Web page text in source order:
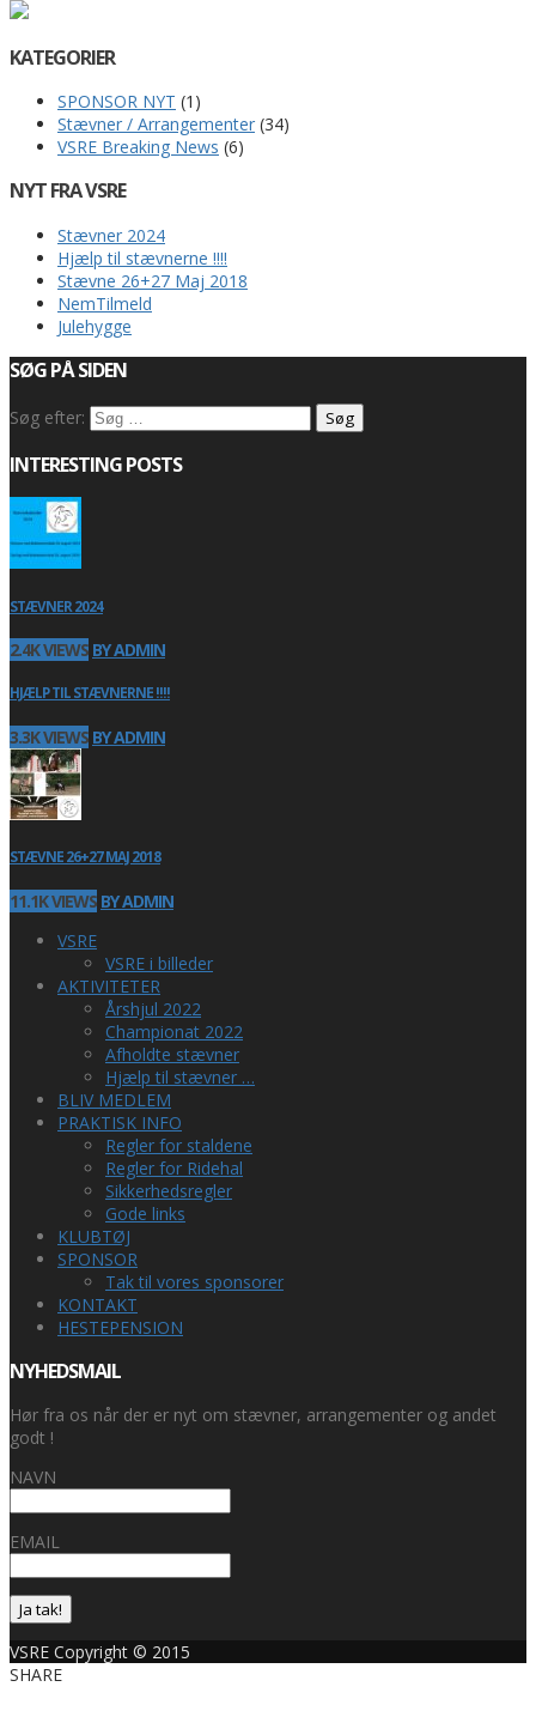
KATEGORIER
SPONSOR NYT (1)
Stævner / Arrangementer (34)
VSRE Breaking News (6)
NYT FRA VSRE
Stævner 2024
Hjælp til stævnerne !!!!
Stævne 26+27 Maj 2018
NemTilmeld
Julehygge
SØG PÅ SIDEN
Søg efter:
INTERESTING POSTS
STÆVNER 2024
2.4K VIEWS BY ADMIN
HJÆLP TIL STÆVNERNE !!!!
3.3K VIEWS BY ADMIN
STÆVNE 26+27 MAJ 2018
11.1K VIEWS BY ADMIN
VSRE
VSRE i billeder
AKTIVITETER
Årshjul 2022
Championat 2022
Afholdte stævner
Hjælp til stævner …
BLIV MEDLEM
PRAKTISK INFO
Regler for staldene
Regler for Ridehal
Sikkerhedsregler
Gode links
KLUBTØJ
SPONSOR
Tak til vores sponsorer
KONTAKT
HESTEPENSION
NYHEDSMAIL
Hør fra os når der er nyt om stævner, arrangementer og andet
godt !
NAVN
EMAIL
Ja tak!
VSRE Copyright © 2015
SHARE